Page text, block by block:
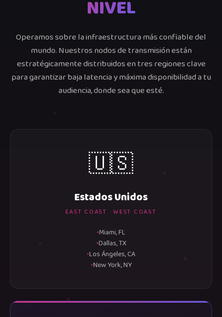
NIVEL
Operamos sobre la infraestructura más confiable del
mundo. Nuestros nodos de transmisión están
estratégicamente distribuidos en tres regiones clave
para garantizar baja latencia y máxima disponibilidad a tu
audiencia, donde sea que esté.
🇺🇸
Estados Unidos
EAST COAST · WEST COAST
Miami, FL
Dallas, TX
Los Ángeles, CA
New York, NY